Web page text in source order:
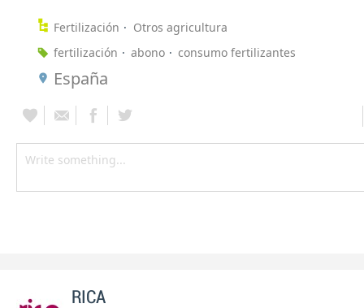
Fertilización
Otros agricultura
fertilización
abono consumo fertilizantes
España
RICA